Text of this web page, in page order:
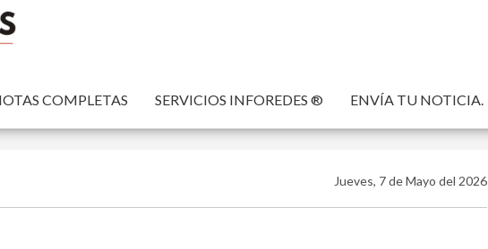
COMPLETAS SERVICIOS INFOREDES ® ENVÍA TU NOTICIA.
Jueves, 7 de Mayo del 2026